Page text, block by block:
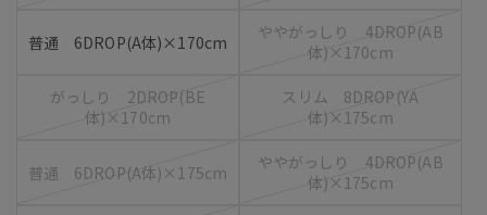
普通 6DROP(A体)×170cm
ややがっしり 4DROP(AB
体)×170cm
がっしり 2DROP(BE
体)×170cm
スリム 8DROP(YA
体)×175cm
普通 6DROP(A体)×175cm
ややがっしり 4DROP(AB
体)×175cm